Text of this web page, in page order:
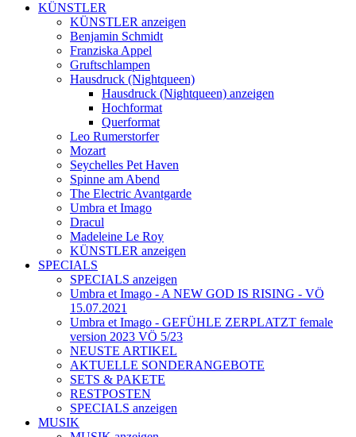
KÜNSTLER
KÜNSTLER anzeigen
Benjamin Schmidt
Franziska Appel
Gruftschlampen
Hausdruck (Nightqueen)
Hausdruck (Nightqueen) anzeigen
Hochformat
Querformat
Leo Rumerstorfer
Mozart
Seychelles Pet Haven
Spinne am Abend
The Electric Avantgarde
Umbra et Imago
Dracul
Madeleine Le Roy
KÜNSTLER anzeigen
SPECIALS
SPECIALS anzeigen
Umbra et Imago - A NEW GOD IS RISING - VÖ
15.07.2021
Umbra et Imago - GEFÜHLE ZERPLATZT female
version 2023 VÖ 5/23
NEUSTE ARTIKEL
AKTUELLE SONDERANGEBOTE
SETS & PAKETE
RESTPOSTEN
SPECIALS anzeigen
MUSIK